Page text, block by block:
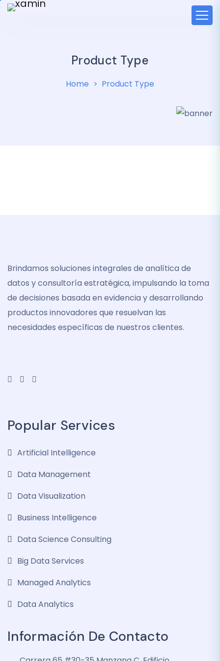
Product Type
Home Product Type
Brindamos soluciones integrales de analítica de
datos y consultoría estratégica, impulsando la toma
de decisiones basada en evidencia y desarrollando
productos innovadores que resuelvan las
necesidades específicas de nuestros clientes.
Popular Services
Artificial Intelligence
Data Management
Data Visualization
Business Intelligence
Data Science Consulting
Big Data Services
Managed Analytics
Data Analytics
Información De Contacto